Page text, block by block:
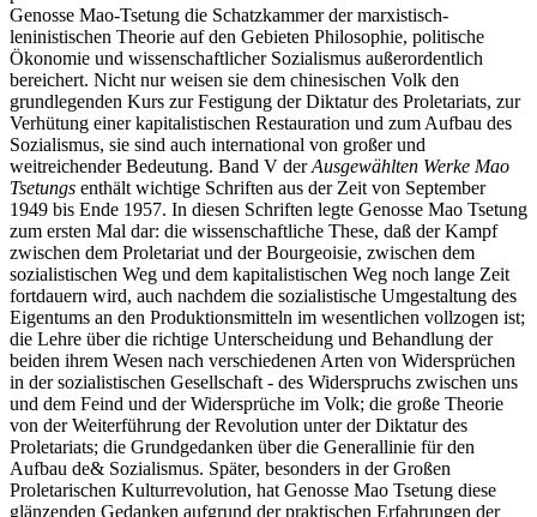
Genosse Mao-Tsetung die Schatzkammer der marxistisch-
leninistischen Theorie auf den Gebieten Philosophie, politische
Ökonomie und wissenschaftlicher Sozialismus außerordentlich
bereichert. Nicht nur weisen sie dem chinesischen Volk den
grundlegenden Kurs zur Festigung der Diktatur des Proletariats, zur
Verhütung einer kapitalistischen Restauration und zum Aufbau des
Sozialismus, sie sind auch international von großer und
weitreichender Bedeutung. Band V derAusgewählten Werke Mao
Tsetungs enthält wichtige Schriften aus der Zeit von September
1949 bis Ende 1957. In diesen Schriften legte Genosse Mao Tsetung
zum ersten Mal dar: die wissenschaftliche These, daß der Kampf
zwischen dem Proletariat und der Bourgeoisie, zwischen dem
sozialistischen Weg und dem kapitalistischen Weg noch lange Zeit
fortdauern wird, auch nachdem die sozialistische Umgestaltung des
Eigentums an den Produktionsmitteln im wesentlichen vollzogen ist;
die Lehre über die richtige Unterscheidung und Behandlung der
beiden ihrem Wesen nach verschiedenen Arten von Widersprüchen
in der sozialistischen Gesellschaft - des Widerspruchs zwischen uns
und dem Feind und der Widersprüche im Volk; die große Theorie
von der Weiterführung der Revolution unter der Diktatur des
Proletariats; die Grundgedanken über die Generallinie für den
Aufbau de& Sozialismus. Später, besonders in der Großen
Proletarischen Kulturrevolution, hat Genosse Mao Tsetung diese
glänzenden Gedanken aufgrund der praktischen Erfahrungen der